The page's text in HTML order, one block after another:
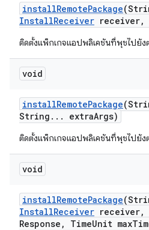
installRemotePackage
InstallReceiver receiver,
ติดตั้งแพ็กเกจแอปพลิเคชันที่พุชไปยั
void
installRemotePackage
String . . . extraArgs)
ติดตั้งแพ็กเกจแอปพลิเคชันที่พุชไปยั
void
installRemotePackage
InstallReceiver receiver,
Response , TimeUnit max